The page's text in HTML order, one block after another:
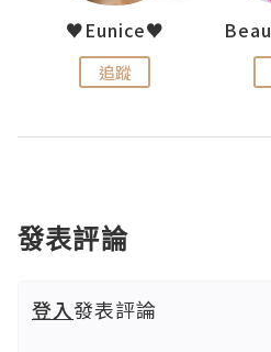
♥Eunice♥
追蹤
發表評論
登入發表評論